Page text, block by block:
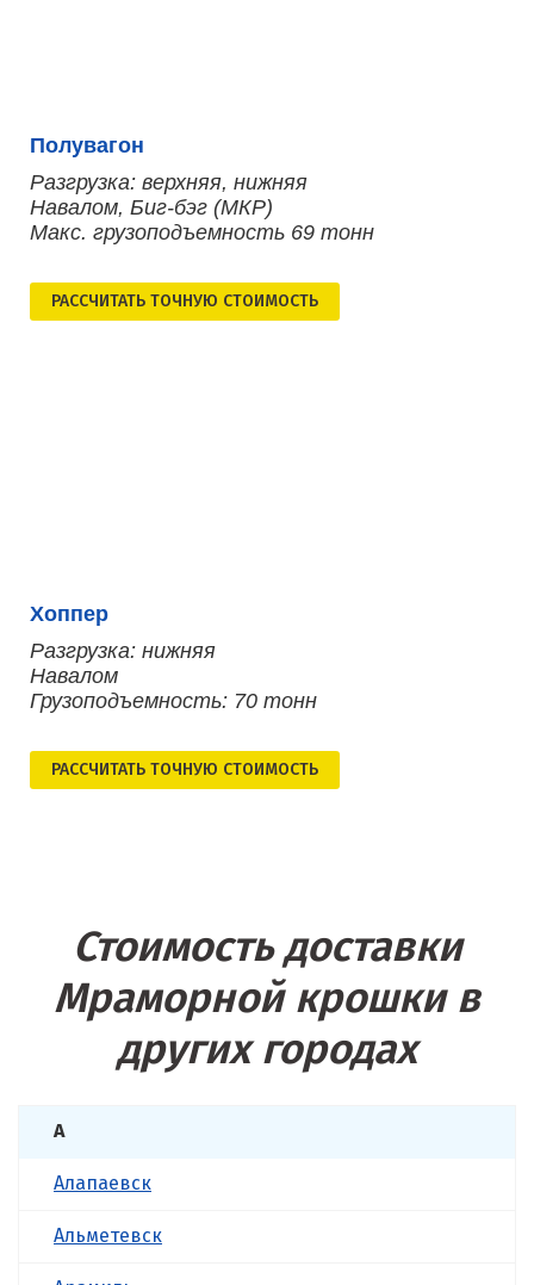
Полувагон
Разгрузка: верхняя, нижняя
Навалом, Биг-бэг (МКР)
Макс. грузоподъемность 69 тонн
РАСCЧИТАТЬ ТОЧНУЮ СТОИМОСТЬ
Хоппер
Разгрузка: нижняя
Навалом
Грузоподъемность: 70 тонн
РАСCЧИТАТЬ ТОЧНУЮ СТОИМОСТЬ
Стоимость доставки
Мраморной крошки в
других городах
А
Алапаевск
Альметевск